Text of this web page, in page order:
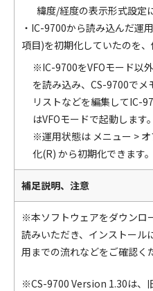
緯度/経度の表示形式設定
・IC-9700から読み込んだ運
項目)を初期化していたのを、
※IC-9700をVFOモード以
を読み込み、CS-9700で
リストなどを編集してIC-
はVFOモードで起動します。
※運用状態は メニュー >
化(R) から初期化できます。
補足説明、注意
※本ソフトウェアをダウンロ
読みいただき、インストール
用までの流れなどをご確認く
※CS-9700 Version 1.30は、